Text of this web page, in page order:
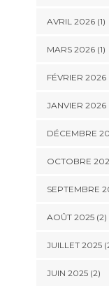
AVRIL 2026(1)
MARS 2026(1)
FÉVRIER 2026
JANVIER 2026
DÉCEMBRE
OCTOBRE
SEPTEMBRE
AOÛT 2025(2)
JUILLET 2025
JUIN 2025(2)